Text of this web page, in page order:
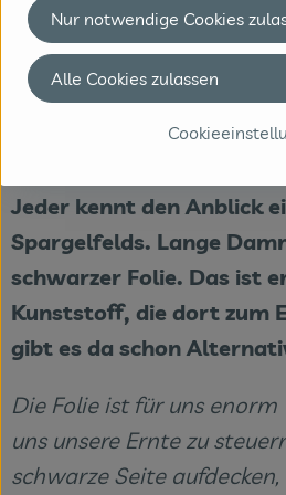
Jeder kennt den Anblick
Spargelfelds. Lange
schwarzer Folie. Das ist
Kunststoff, die dort zum
gibt es da schon
Die Folie ist für uns
uns unsere Ernte zu
schwarze Seite
Nur notwendige Cookies
Alle Cookies zulassen